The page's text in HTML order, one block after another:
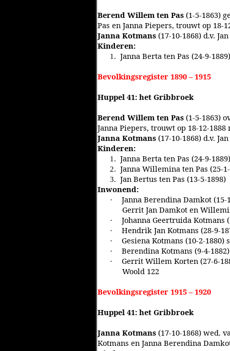
Berend Willem ten Pas(1-5-1863)
Pas en Janna Piepers, trouwt op 18-
Janna Kotmans(17-10-1868) d.v.
Kinderen:
1. Janna Berta ten Pas (24-9-1889)
Bevolkingsregister 1890 – 1915
Huppel 41: het Gribbroek
Berend Willem ten Pas(1-5-1863)
Janna Piepers, trouwt op 18-12-1888
Janna Kotmans(17-10-1868) d.v.
Kinderen:
1. Janna Berta ten Pas (24-9-
2. Janna Willemina ten Pas (25-
3. Jan Bertus ten Pas (13-5-1898)
Inwonend:
·
Janna Berendina Damkot (15-
Gerrit Jan Damkot en
· Johanna Geertruida Kotmans
· Hendrik Jan Kotmans (28-9-
· Gesiena Kotmans (10-2-1880)
· Berendina Kotmans (9-4-
·
Gerrit Willem Korten (27-6-
Woold 122
Bevolkingsregister 1915 – 1920
Huppel 41: het Gribbroek
Janna Kotmans(17-10-1868) wed.
Kotmans en Janna Berendina